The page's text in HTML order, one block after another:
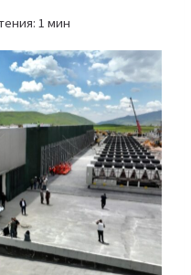
1 мин